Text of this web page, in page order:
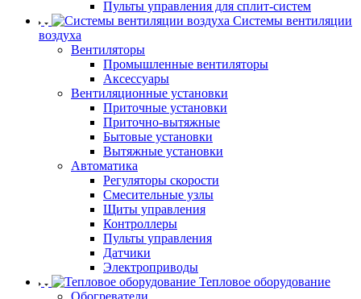
Пульты управления для сплит-систем
Системы вентиляции
воздуха
Вентиляторы
Промышленные вентиляторы
Аксессуары
Вентиляционные установки
Приточные установки
Приточно-вытяжные
Бытовые установки
Вытяжные установки
Автоматика
Регуляторы скорости
Смесительные узлы
Щиты управления
Контроллеры
Пульты управления
Датчики
Электроприводы
Тепловое оборудование
Обогреватели